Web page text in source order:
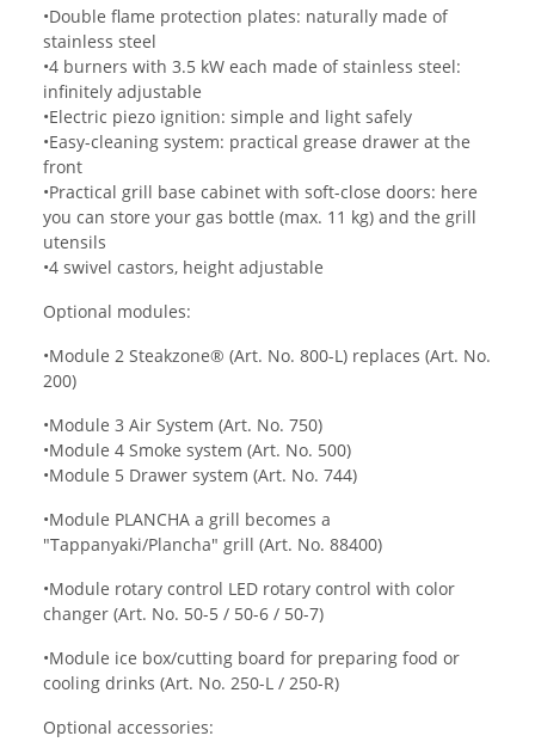
•Double flame protection plates: naturally made of
stainless steel
•4 burners with 3.5 kW each made of stainless steel:
infinitely adjustable
•Electric piezo ignition: simple and light safely
•Easy-cleaning system: practical grease drawer at the
front
•Practical grill base cabinet with soft-close doors: here
you can store your gas bottle (max. 11 kg) and the grill
utensils
•4 swivel castors, height adjustable
Optional modules:
•Module 2 Steakzone® (Art. No. 800-L) replaces (Art. No.
200)
•Module 3 Air System (Art. No. 750)
•Module 4 Smoke system (Art. No. 500)
•Module 5 Drawer system (Art. No. 744)
•Module PLANCHA a grill becomes a
"Tappanyaki/Plancha" grill (Art. No. 88400)
•Module rotary control LED rotary control with color
changer (Art. No. 50-5 / 50-6 / 50-7)
•Module ice box/cutting board for preparing food or
cooling drinks (Art. No. 250-L / 250-R)
Optional accessories: